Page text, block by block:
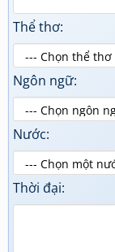
Thể thơ:
Ngôn ngữ:
Nước:
Thời đại: